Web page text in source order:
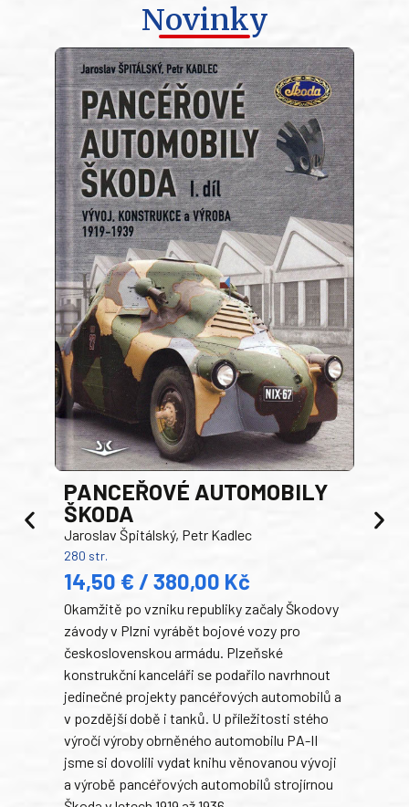
Novinky
PANCEŘOVÉ AUTOMOBILY
ŠKODA
Jaroslav Špitálský, Petr Kadlec
280 str.
14,50 € / 380,00 Kč
Okamžitě po vzniku republiky začaly Škodovy
závody v Plzni vyrábět bojové vozy pro
československou armádu. Plzeňské
konstrukční kanceláři se podařilo navrhnout
jedinečné projekty pancéřových automobilů a
v pozdější době i tanků. U příležitosti stého
výročí výroby obrněného automobilu PA-II
jsme si dovolili vydat knihu věnovanou vývoji
a výrobě pancéřových automobilů strojírnou